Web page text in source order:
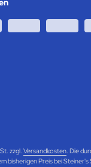
zzgl. Versandkosten. Die
bisherigen Preis bei Steiner's